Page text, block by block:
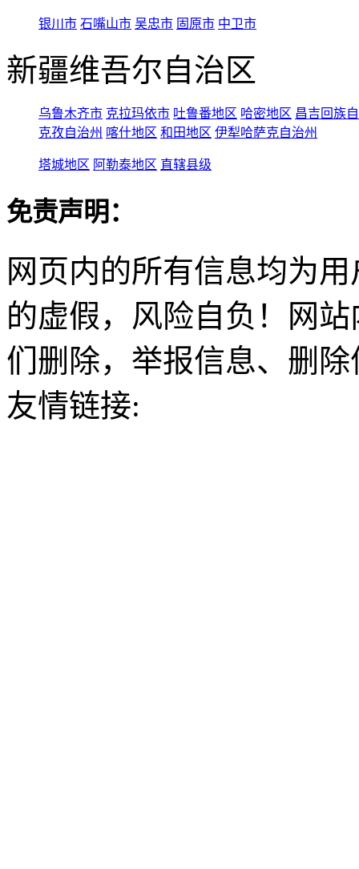
银川市 石嘴山市 吴忠市 固原市 中卫市
新疆维吾尔自治区
乌鲁木齐市 克拉玛依市 吐鲁番地区 哈密地区 昌吉回族
克孜自治州 喀什地区 和田地区 伊犁哈萨克自治州
塔城地区 阿勒泰地区 直辖县级
免责声明：
网页内的所有信息均为
的虚假，风险自负！网
们删除，举报信息、删
友情链接: